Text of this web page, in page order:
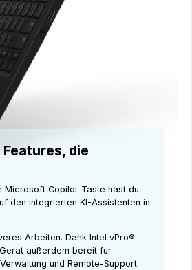
die
Microsoft Copilot-Taste hast du
den integrierten KI-Assistenten in
Arbeiten. Dank Intel vPro®
außerdem bereit für
und Remote-Support.